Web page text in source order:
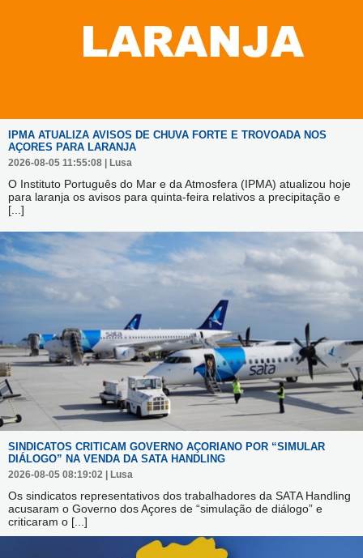
IPMA ATUALIZA AVISOS DE CHUVA FORTE E TROVOADA NOS
AÇORES PARA LARANJA
2026-08-05 11:55:08 | Lusa
O Instituto Português do Mar e da Atmosfera (IPMA) atualizou hoje
para laranja os avisos para quinta-feira relativos a precipitação e
[...]
SINDICATOS CRITICAM GOVERNO AÇORIANO POR “SIMULAR
DIÁLOGO” NA VENDA DA SATA HANDLING
2026-08-05 08:19:02 | Lusa
Os sindicatos representativos dos trabalhadores da SATA Handling
acusaram o Governo dos Açores de “simulação de diálogo” e
criticaram o [...]